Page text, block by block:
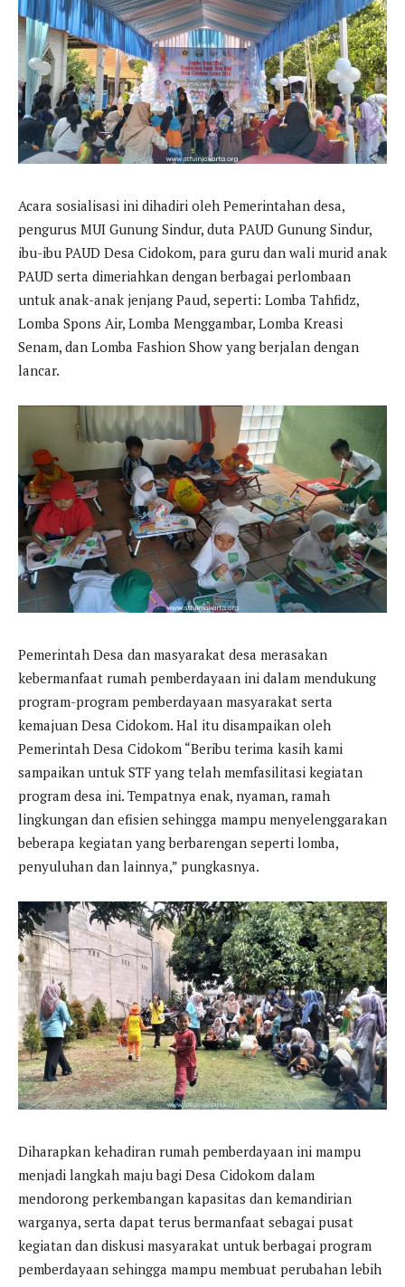
Acara sosialisasi ini dihadiri oleh Pemerintahan desa,
pengurus MUI Gunung Sindur, duta PAUD Gunung Sindur,
ibu-ibu PAUD Desa Cidokom, para guru dan wali murid anak
PAUD serta dimeriahkan dengan berbagai perlombaan
untuk anak-anak jenjang Paud, seperti: Lomba Tahfidz,
Lomba Spons Air, Lomba Menggambar, Lomba Kreasi
Senam, dan Lomba Fashion Show yang berjalan dengan
lancar.
Pemerintah Desa dan masyarakat desa merasakan
kebermanfaat rumah pemberdayaan ini dalam mendukung
program-program pemberdayaan masyarakat serta
kemajuan Desa Cidokom. Hal itu disampaikan oleh
Pemerintah Desa Cidokom “Beribu terima kasih kami
sampaikan untuk STF yang telah memfasilitasi kegiatan
program desa ini. Tempatnya enak, nyaman, ramah
lingkungan dan efisien sehingga mampu menyelenggarakan
beberapa kegiatan yang berbarengan seperti lomba,
penyuluhan dan lainnya,” pungkasnya.
Diharapkan kehadiran rumah pemberdayaan ini mampu
menjadi langkah maju bagi Desa Cidokom dalam
mendorong perkembangan kapasitas dan kemandirian
warganya, serta dapat terus bermanfaat sebagai pusat
kegiatan dan diskusi masyarakat untuk berbagai program
pemberdayaan sehingga mampu membuat perubahan lebih